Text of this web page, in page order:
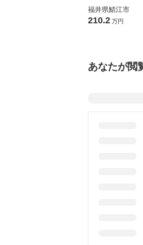
福井県鯖江市
210.2 万円
あなたが閲